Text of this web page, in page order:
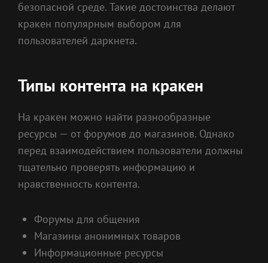
безопасной среде. Такие достоинства делают
кракен популярным выбором для
пользователей даркнета.
Типы контента на кракен
На кракен можно найти разнообразные
ресурсы — от форумов до магазинов. Однако
перед взаимодействием пользователи должны
тщательно проверять информацию и
нравственность контента.
Форумы для общения
Магазины анонимных товаров
Информационные ресурсы